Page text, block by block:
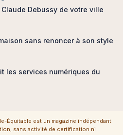
Debussy de votre ville
sans renoncer à son style
les services numériques du
Équitable est un magazine indépendant
sans activité de certification ni